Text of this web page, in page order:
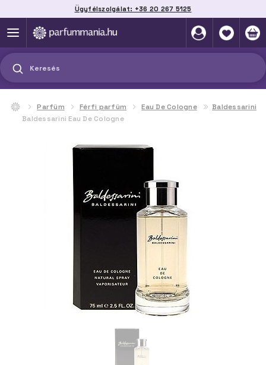
Ügyfélszolgálat: +36 20 267 5125
Keresés
Parfüm Férfi parfüm Eau De Cologne
Baldessarini
Baldessarini Eau De Cologne